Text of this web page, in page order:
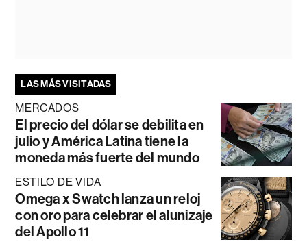
LAS MÁS VISITADAS
MERCADOS
El precio del dólar se debilita en
julio y América Latina tiene la
moneda más fuerte del mundo
ESTILO DE VIDA
Omega x Swatch lanza un reloj
con oro para celebrar el alunizaje
del Apollo 11